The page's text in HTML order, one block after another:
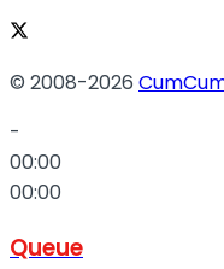
© 2008-2026
-
00:00
00:00
Queue